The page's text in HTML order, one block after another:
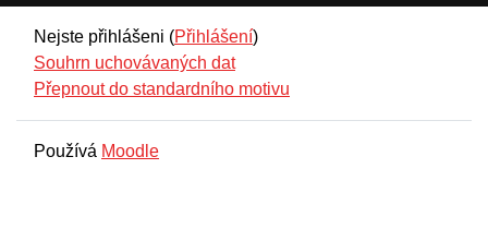
Nejste přihlášeni (Přihlášení)
Souhrn uchovávaných dat
Přepnout do standardního motivu
Používá Moodle